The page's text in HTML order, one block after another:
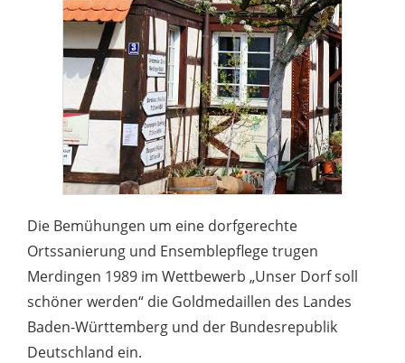
Die Bemühungen um eine dorfgerechte
Ortssanierung und Ensemblepflege trugen
Merdingen 1989 im Wettbewerb „Unser Dorf soll
schöner werden“ die Goldmedaillen des Landes
Baden-Württemberg und der Bundesrepublik
Deutschland ein.